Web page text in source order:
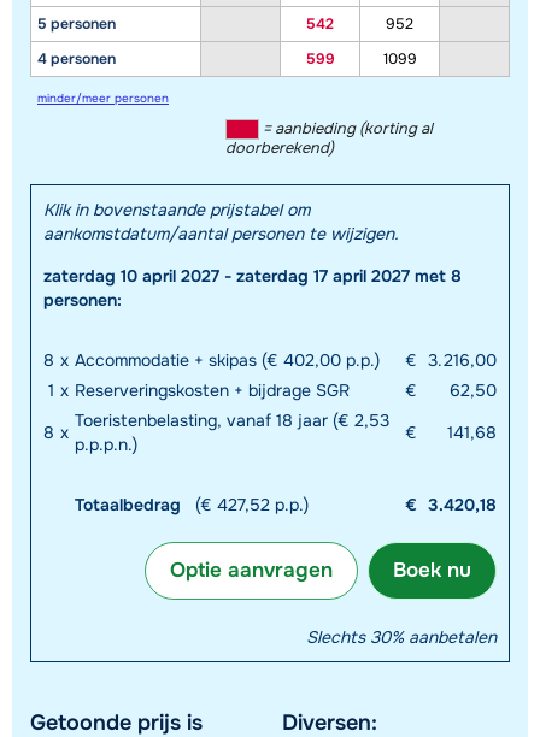
5 personen
4 personen
542
952
599
1099
minder/meer personen
= aanbieding (korting al
doorberekend)
Klik in bovenstaande prijstabel om
aankomstdatum/aantal personen te wijzigen.
zaterdag 10 april 2027 - zaterdag 17 april 2027 met 8
personen:
8 x Accommodatie + skipas (€ 402,00 p.p.) € 3.216,00
1 x Reserveringskosten + bijdrage SGR €
62,50
8 x
Toeristenbelasting, vanaf 18 jaar (€ 2,53
p.p.p.n.)
€ 141,68
Totaalbedrag (€ 427,52 p.p.) € 3.420,18
Boek nu
Optie aanvragen
Slechts 30% aanbetalen
Getoonde prijs is
Diversen: